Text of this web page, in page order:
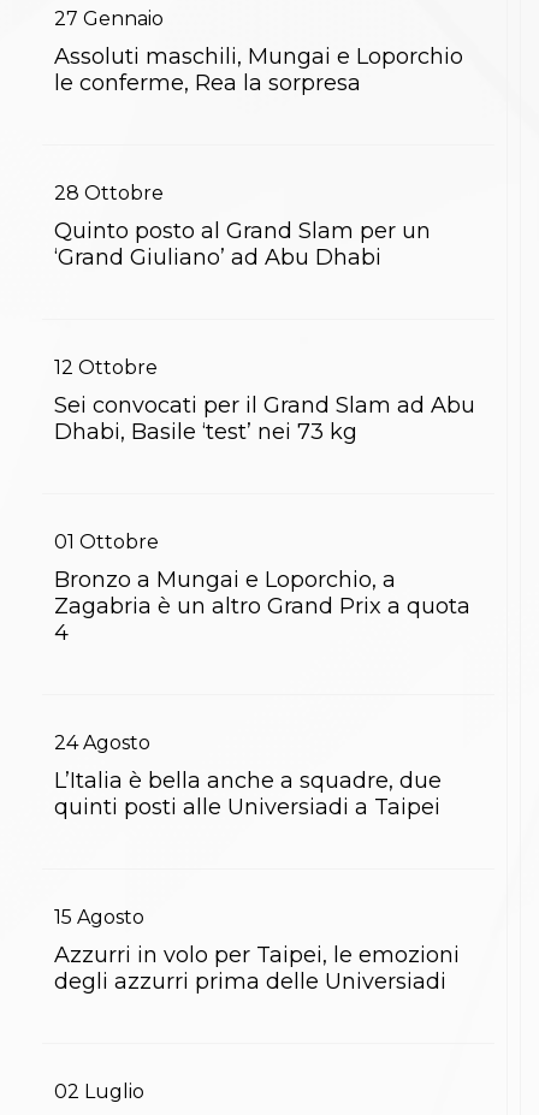
27 Gennaio
Assoluti maschili, Mungai e Loporchio
le conferme, Rea la sorpresa
28 Ottobre
Quinto posto al Grand Slam per un
‘Grand Giuliano’ ad Abu Dhabi
12 Ottobre
Sei convocati per il Grand Slam ad Abu
Dhabi, Basile ‘test’ nei 73 kg
01 Ottobre
Bronzo a Mungai e Loporchio, a
Zagabria è un altro Grand Prix a quota
4
24 Agosto
L’Italia è bella anche a squadre, due
quinti posti alle Universiadi a Taipei
15 Agosto
Azzurri in volo per Taipei, le emozioni
degli azzurri prima delle Universiadi
02 Luglio